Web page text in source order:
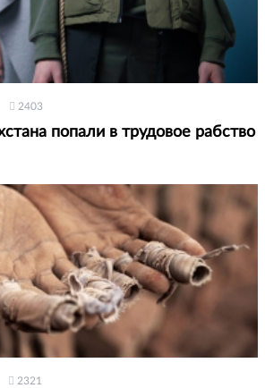
2403
попали в трудовое рабство
2321